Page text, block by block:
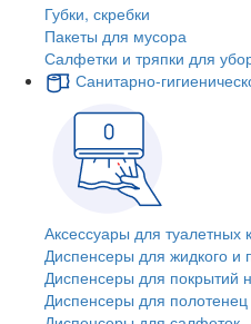
Губки, скребки
Пакеты для мусора
Салфетки и тряпки для
Санитарно-
Аксессуары для туалетных
Диспенсеры для жидкого и
Диспенсеры для покрытий
Диспенсеры для